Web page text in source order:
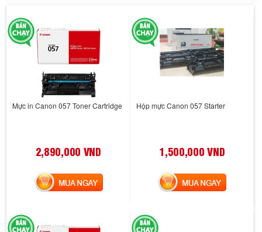
Mực in Canon 057 Toner Cartridge
2,890,000 VND
MUA NGAY
Hộp mực Canon 057 Starter
1,500,000 VND
MUA NGAY